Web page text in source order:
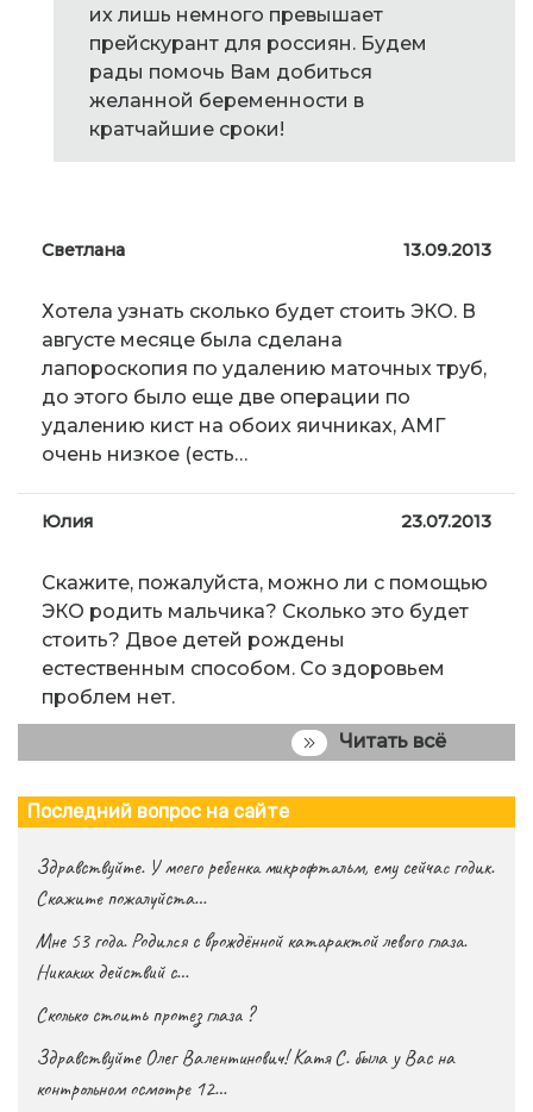
их лишь немного превышает
прейскурант для россиян. Будем
рады помочь Вам добиться
желанной беременности в
кратчайшие сроки!
Светлана 13.09.2013
Хотела узнать сколько будет стоить ЭКО. В
августе месяце была сделана
лапороскопия по удалению маточных труб,
до этого было еще две операции по
удалению кист на обоих яичниках, АМГ
очень низкое (есть…
Юлия 23.07.2013
Скажите, пожалуйста, можно ли с помощью
ЭКО родить мальчика? Сколько это будет
стоить? Двое детей рождены
естественным способом. Со здоровьем
проблем нет.
Читать всё
Последний вопрос на сайте
Здравствуйте. У моего ребенка микрофтальм, ему сейчас годик.
Скажите пожалуйста…
Мне 53 года. Родился с врождённой катарактой левого глаза.
Никаких действий с…
Сколько стоить протез глаза ?
Здравствуйте Олег Валентинович! Катя С. была у Вас на
контрольном осмотре 12…